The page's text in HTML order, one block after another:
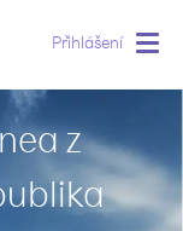
Přihlášení
z